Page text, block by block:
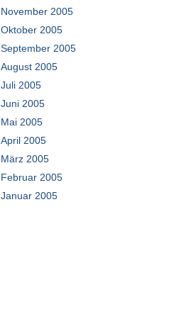
November 2005
Oktober 2005
September 2005
August 2005
Juli 2005
Juni 2005
Mai 2005
April 2005
März 2005
Februar 2005
Januar 2005